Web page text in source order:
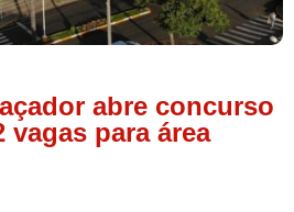
abre concurso
para área